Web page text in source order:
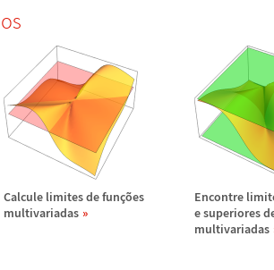
Calcule limites de funções
multivariadas
Encontre
e superiores
multivariadas